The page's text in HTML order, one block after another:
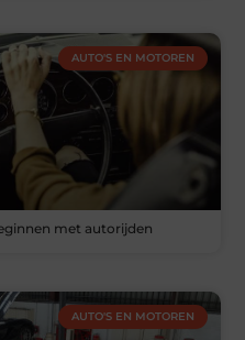
AUTO'S EN MOTOREN
met autorijden
AUTO'S EN MOTOREN